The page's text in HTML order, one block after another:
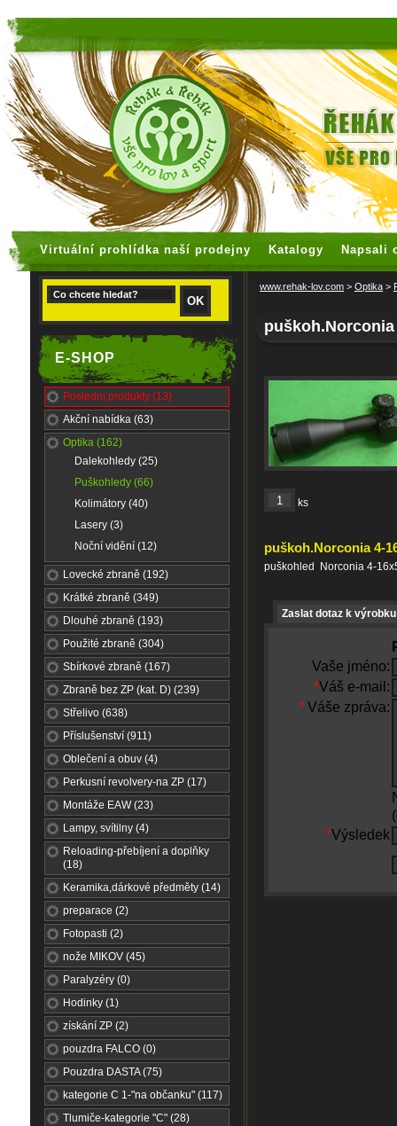
Virtuální prohlídka naší prodejny Katalogy Napsali
E-SHOP
Poslední produkty (13)
Akční nabídka (63)
Optika (162)
Dalekohledy (25)
Puškohledy (66)
Kolimátory (40)
Lasery (3)
Noční vidění (12)
Lovecké zbraně (192)
Krátké zbraně (349)
Dlouhé zbraně (193)
Použité zbraně (304)
Sbírkové zbraně (167)
Zbraně bez ZP (kat. D) (239)
Střelivo (638)
Příslušenství (911)
Oblečení a obuv (4)
Perkusní revolvery-na ZP (17)
Montáže EAW (23)
Lampy, svítilny (4)
Reloading-přebíjení a doplňky
(18)
Keramika,dárkové předměty (14)
preparace (2)
Fotopasti (2)
nože MIKOV (45)
Paralyzéry (0)
Hodinky (1)
získání ZP (2)
pouzdra FALCO (0)
Pouzdra DASTA (75)
kategorie C 1-"na občanku" (117)
Tlumiče-kategorie "C" (28)
www.rehak-lov.com > Optika >
puškoh.Norconia
ks
puškoh.Norconia 4-
puškohled Norconia 4-
Zaslat dotaz k výrobku
Vaše jméno:
*Váš e-mail:
* Váše zpráva:
*Výsledek